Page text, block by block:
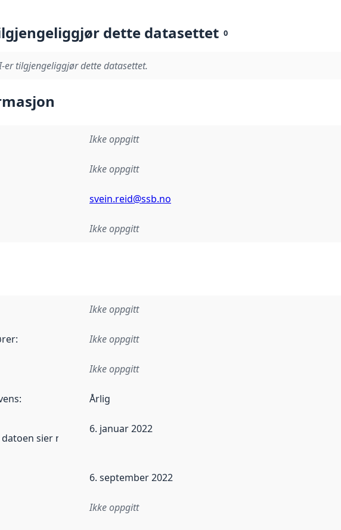
dette datasettet 0
er tilgjengeliggjør dette datasettet.
Ikke oppgitt
Ikke oppgitt
svein.reid@ssb.no
Ikke oppgitt
Ikke oppgitt
: Ikke oppgitt
Ikke oppgitt
: Årlig
datoen sier når dataene i dette datasettet første gang ble utgitt. Det kan
6. januar 2022
6. september 2022
Ikke oppgitt